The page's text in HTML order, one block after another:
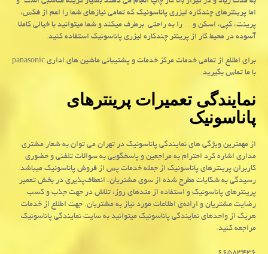
اما پرینترهای چندکاره لیزری پاناسونیک که تمامی نیازهای شما را اعم از فکس،
پرینت، کپی، اسکن و… را به راحتی برطرف میکند و شما میتوانید با خیالی کاملا
آسوده در محیط کار از پرینتر چندکاره لیزری پاناسونیک استفاده کنید.
برای اطلاع از تمامی خدمات مرکز خدمات و پشتیبانی ماشین های اداریpanasonic
با ما تماس بگیرید.
نمایندگی تعمیرات پرینترهای
پاناسونیک
از مهمترین ویژگی های نمایندگی پاناسونیک در تهران می توان به شعار مشتری
مداری اشاره کرد احترام به مراجعین و پاسخگویی به سوالات تلفنی و حضوری
کاربران پرینترهای پاناسونیک از جمله خدمات پس از فروش پاناسونیک میباشد.
رسیدگی به شکایات مطرح شده از سوی مشتریان، انعطاف‌پذیری در بخش تعمیر
پرینترهای پاناسونیک و استفاده از متدهای روز، تلاش در جهت جذب و کسب
رضایت مشتریان و ارائه‌ی اطلاعات مورد نیاز به مشتریان. جهت اطلاع از خدمات
هریک از واحدهای نمایندگی پاناسونیک میتوانید به سایت نمایندگی پاناسونیک
مراجعه کنید.